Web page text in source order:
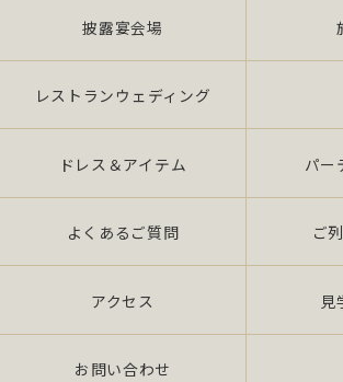
人情報保護マネジメントシステムの要
拠したマネジメン トシステムを遵守し
の下で行います。
2.個人情報の適切な取扱い
当社は、個人情報の取扱いに関し、JIS
2006 の要求事項、法令「個人情報保
年 4 月施行）（以下、「法」 という。
法人全日本冠婚葬祭互助協会が定める
の規範を遵守いたします。
また、当社役員・全従業員がこれを「
披露宴会場
レストランウェディング
ドレス＆アイテム パー
よくあるご質問 ご
アクセス 見
お問い合わせ